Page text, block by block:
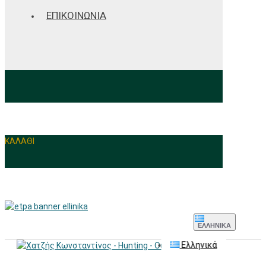
ΕΠΙΚΟΙΝΩΝΙΑ
ΚΑΛΑΘΙ
ΕΛΛΗΝΙΚΆ
Ελληνικά